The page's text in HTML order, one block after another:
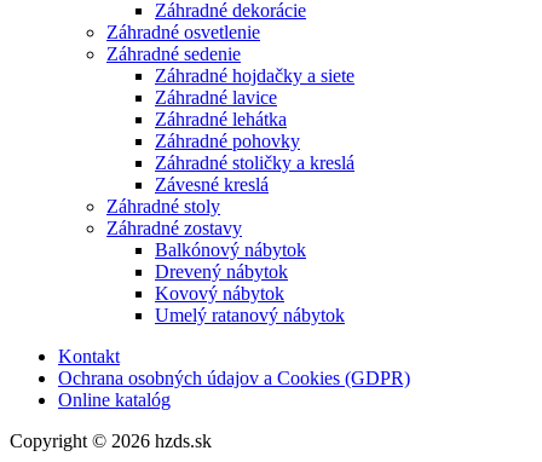
Záhradné dekorácie
Záhradné osvetlenie
Záhradné sedenie
Záhradné hojdačky a siete
Záhradné lavice
Záhradné lehátka
Záhradné pohovky
Záhradné stoličky a kreslá
Závesné kreslá
Záhradné stoly
Záhradné zostavy
Balkónový nábytok
Drevený nábytok
Kovový nábytok
Umelý ratanový nábytok
Kontakt
Ochrana osobných údajov a Cookies (GDPR)
Online katalóg
Copyright © 2026 hzds.sk